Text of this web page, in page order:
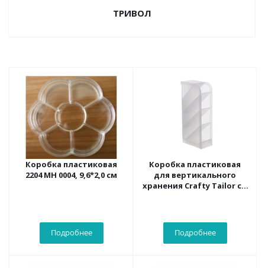
ТРИВОЛ
Коробка пластиковая
2204 MH 0004, 9,6*2,0 см
Подробнее
Коробка пластиковая
для вертикального
хранения Crafty Tailor с 4
Подробнее